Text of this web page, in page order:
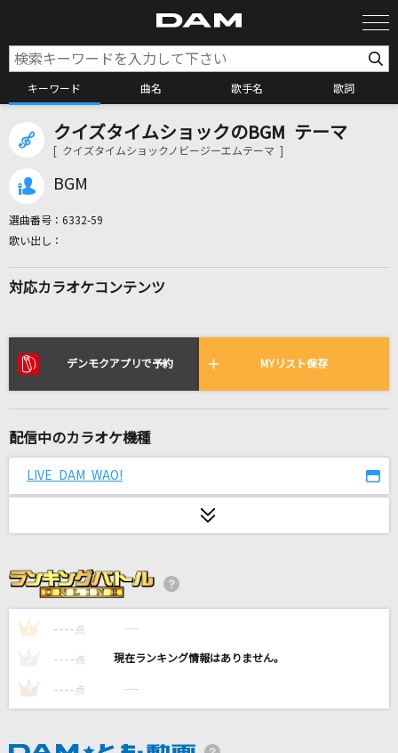
キーワード 曲名 歌手名 歌詞
カラオケ検索
リアルタイムで歌われている曲の一覧
JOINT
川田まみ
uncertain memory(UNPLUGGED Ver.)
GACKT(Gackt)
[生音]ハルノヒ
あいみょん
[良音]全力少年
スキマスイッチ
[生音]ミッシングリンク
クイズタイムショックのBGM テーマ
[ クイズタイムショックノビージーエムテーマ ]
BGM
選曲番号： 6332-59
対応カラオケコンテンツ
デンモクアプリで予約 MYリスト保存
配信中のカラオケ機種
LIVE DAM WAO!
1 ---- 点 ----
---- 点 ----
3 ---- 点 ----